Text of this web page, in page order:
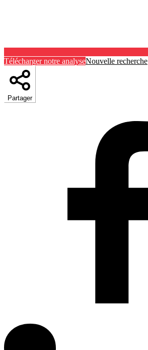
Télécharger notre analyseNouvelle recherche
Partager